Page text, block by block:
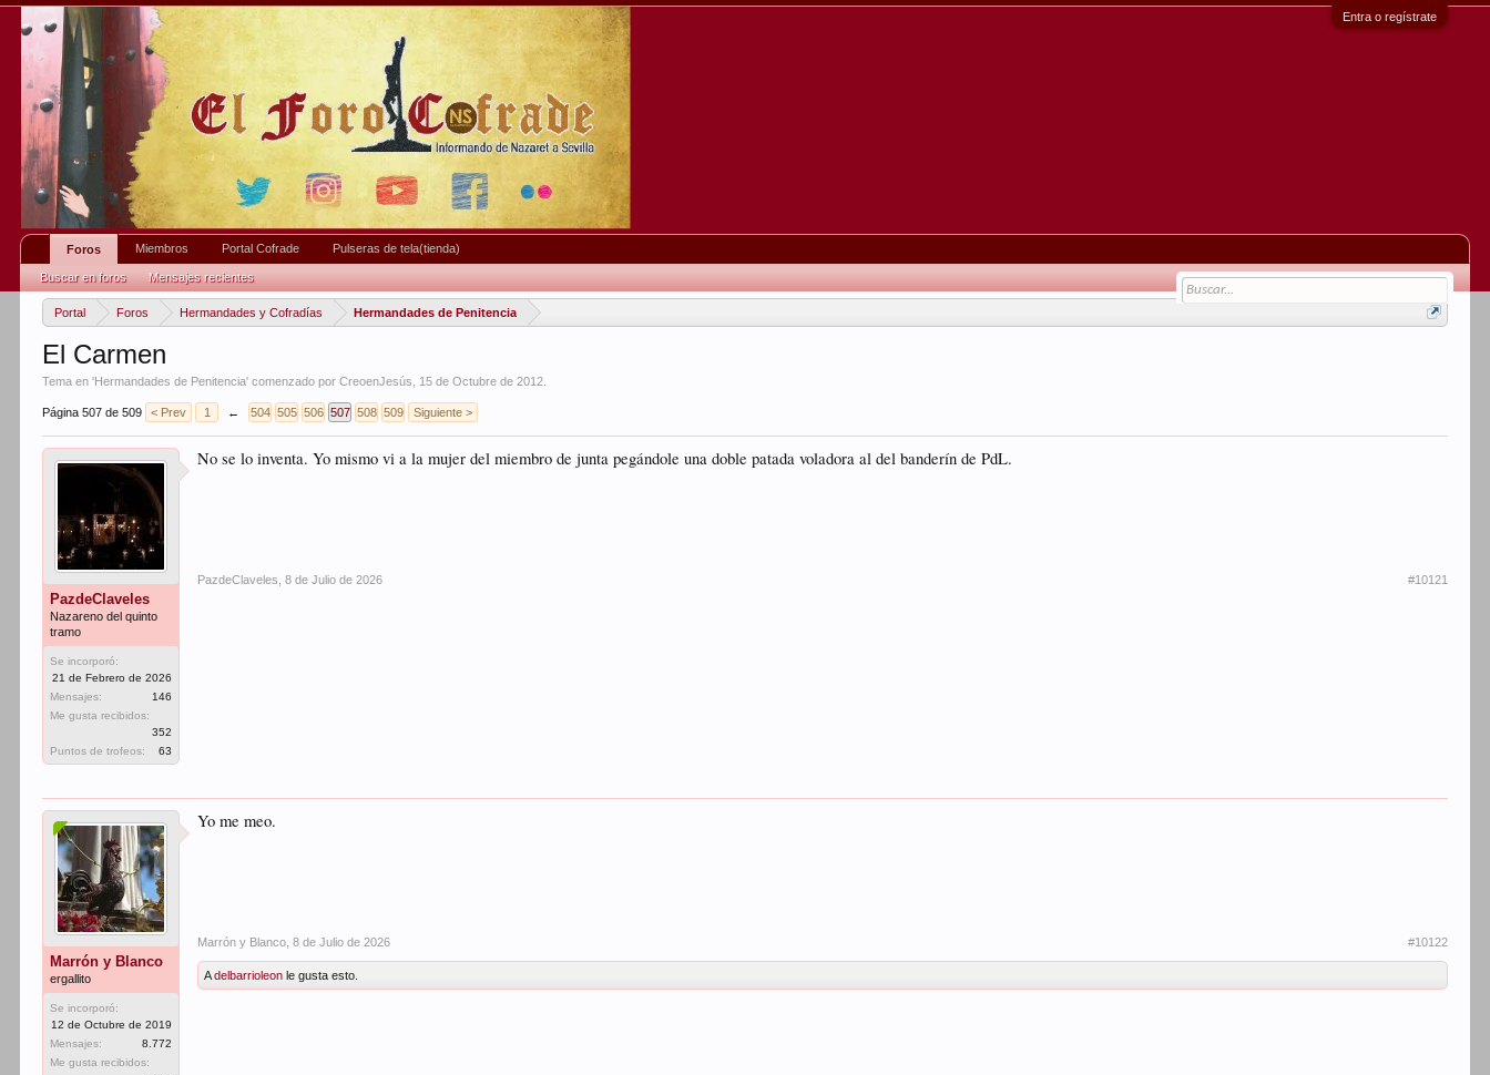
Entra o regístrate
Portal Foros Hermandades y Cofradías Hermandades de Penitencia
El Carmen
Tema en 'Hermandades de Penitencia' comenzado porCreoenJesús 15 de Octubre de 2012
Página 507 de 509 < Prev 1 ← 504 505 506 507 508 509 Siguiente >
PazdeClaveles
Nazareno del quinto
tramo
Se incorporó:
21 de Febrero de 2026
Mensajes:
146
Me gusta recibidos:
352
Puntos de trofeos:
63
No se lo inventa. Yo mismo vi a la mujer del miembro de junta pegándole una doble patada voladora al del banderín de PdL.
PazdeClaveles 8 de Julio de 2026 #10121
Marrón y Blanco
ergallito
Se incorporó:
12 de Octubre de 2019
Mensajes:
8.772
Me gusta recibidos:
Yo me meo.
Marrón y Blanco 8 de Julio de 2026 #10122
Adelbarrioleon le gusta esto.
Foros
Buscar en foros Mensajes recientes
Miembros Portal Cofrade Pulseras de tela(tienda)